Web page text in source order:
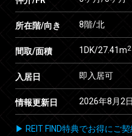
所在階/向き 8階/北
間取/面積 1DK/27.41m2
入居日 即入居可
情報更新日 2026年8月2日
▶ REIT FIND特典でお得にご契